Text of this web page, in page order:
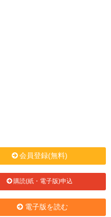
会員登録(無料)
購読(紙・電子版)申込
電子版を読む